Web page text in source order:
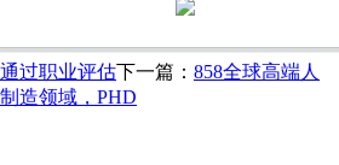
过职业评估下一篇： 858全球高端人
造领域，PHD